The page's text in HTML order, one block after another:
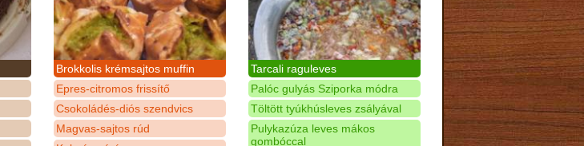
Brokkolis krémsajtos muffin
Epres-citromos frissítő
Csokoládés-diós szendvics
Magvas-sajtos rúd
Tarcali raguleves
Palóc gulyás Sziporka módra
Töltött tyúkhúsleves zsályával
Pulykazúza leves mákos
gombóccal